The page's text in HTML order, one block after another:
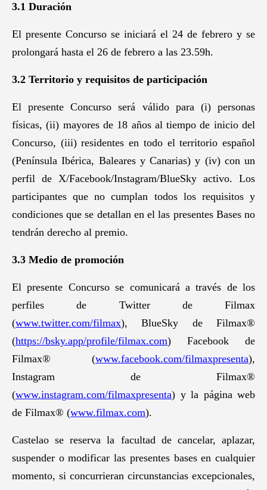
3.1 Duración
El presente Concurso se iniciará el 24 de febrero y se
prolongará hasta el 26 de febrero a las 23.59h.
3.2 Territorio y requisitos de participación
El presente Concurso será válido para (i) personas
físicas, (ii) mayores de 18 años al tiempo de inicio del
Concurso, (iii) residentes en todo el territorio español
(Península Ibérica, Baleares y Canarias) y (iv) con un
perfil de X/Facebook/Instagram/BlueSky activo. Los
participantes que no cumplan todos los requisitos y
condiciones que se detallan en el las presentes Bases no
tendrán derecho al premio.
3.3 Medio de promoción
El presente Concurso se comunicará a través de los
perfiles de Twitter de Filmax
(www.twitter.com/filmax), BlueSky de Filmax®
(https://bsky.app/profile/filmax.com) Facebook de
Filmax® (www.facebook.com/filmaxpresenta),
Instagram de Filmax®
(www.instagram.com/filmaxpresenta) y la página web
de Filmax® (www.filmax.com).
Castelao se reserva la facultad de cancelar, aplazar,
suspender o modificar las presentes bases en cualquier
momento, si concurrieran circunstancias excepcionales,